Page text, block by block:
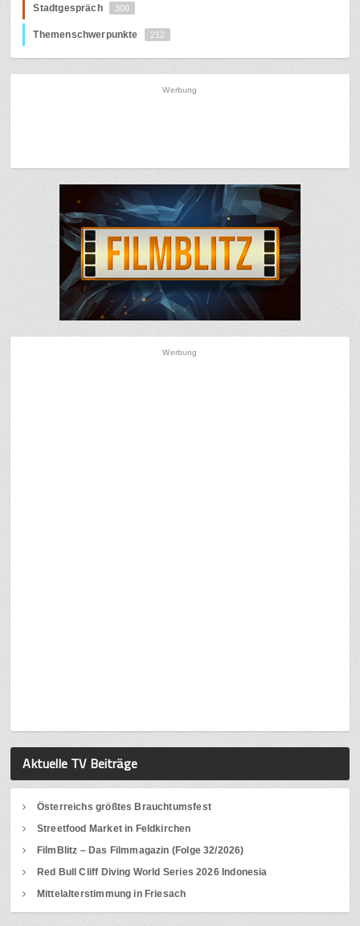
Stadtgespräch 300
Themenschwerpunkte 212
Werbung
Werbung
Aktuelle TV Beiträge
Österreichs größtes Brauchtumsfest
Streetfood Market in Feldkirchen
FilmBlitz – Das Filmmagazin (Folge 32/2026)
Red Bull Cliff Diving World Series 2026 Indonesia
Mittelalterstimmung in Friesach